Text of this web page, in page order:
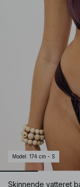
Model : 174 cm - S
Skinnende vatteret